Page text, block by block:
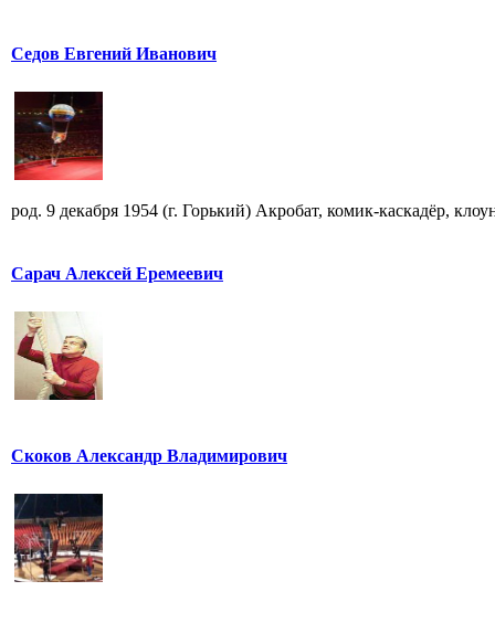
Седов Евгений Иванович
род. 9 декабря 1954 (г. Горький) Акробат, комик-каскадёр,
Сарач Алексей Еремеевич
Скоков Александр Владимирович